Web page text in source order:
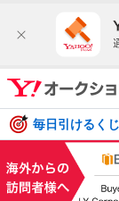
毎日引けるく